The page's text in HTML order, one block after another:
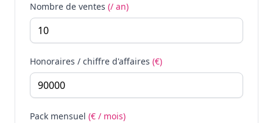
Nombre de ventes (/ an)
Honoraires / chiffre d'affaires (€)
Pack mensuel (€ / mois)